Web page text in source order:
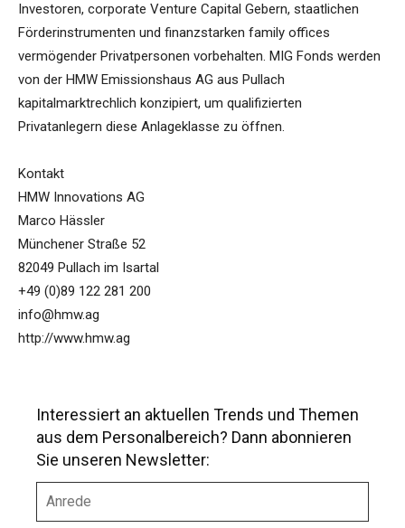
Investoren, corporate Venture Capital Gebern, staatlichen
Förderinstrumenten und finanzstarken family offices
vermögender Privatpersonen vorbehalten. MIG Fonds werden
von der HMW Emissionshaus AG aus Pullach
kapitalmarktrechlich konzipiert, um qualifizierten
Privatanlegern diese Anlageklasse zu öffnen.
Kontakt
HMW Innovations AG
Marco Hässler
Münchener Straße 52
82049 Pullach im Isartal
+49 (0)89 122 281 200
info@hmw.ag
http://www.hmw.ag
Interessiert an aktuellen Trends und Themen
aus dem Personalbereich? Dann abonnieren
Sie unseren Newsletter:
r